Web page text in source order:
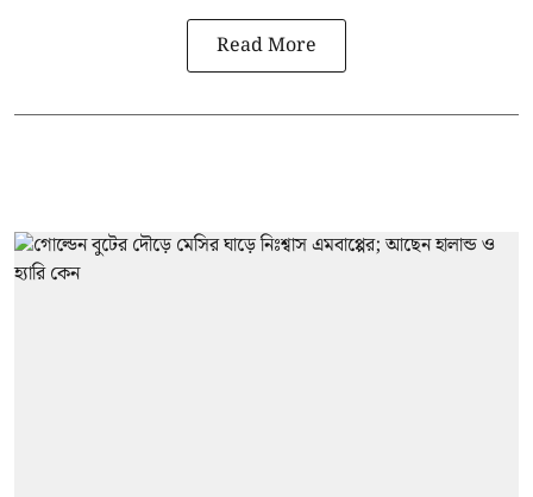
Read More